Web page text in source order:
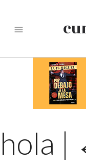
menu
hola |